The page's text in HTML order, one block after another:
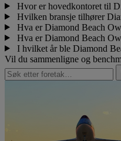
Hvor er hovedkontoret til
Hvilken bransje tilhører
Hva er Diamond Beach
Hva er Diamond Beach
I hvilket år ble Diamond
Vil du sammenligne og